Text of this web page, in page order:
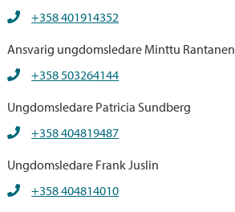
+358 401914352
Ansvarig ungdomsledare Minttu Rantanen
+358 503264144
Ungdomsledare Patricia Sundberg
+358 404819487
Ungdomsledare Frank Juslin
+358 404814010